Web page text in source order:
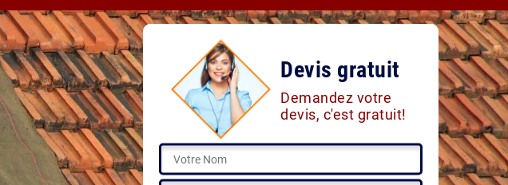
Devis gratuit
Demandez votre
devis, c'est gratuit!